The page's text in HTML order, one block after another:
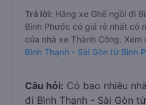
Trả lời: Hãng xe Ghế ngồi đi
Bình Phước có giá rẻ nhất có
của nhà xe Thành Công.
Bình Thạnh - Sài Gòn từ Bình
Câu hỏi: Có bao nhiêu
đi Bình Thạnh - Sài Gòn